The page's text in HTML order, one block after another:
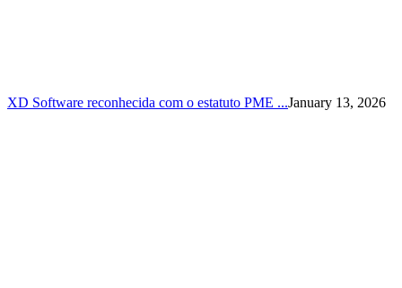
XD Software reconhecida com o estatuto PME ...January 13, 2026